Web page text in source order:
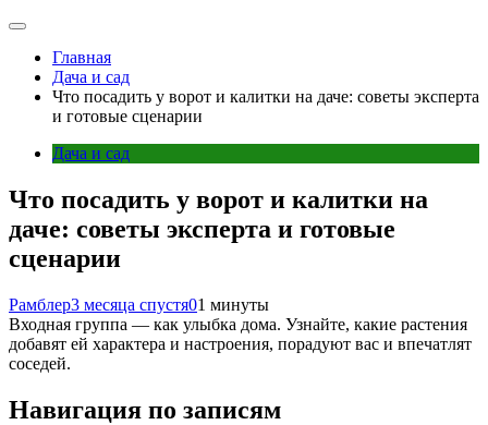
Главная
Дача и сад
Что посадить у ворот и калитки на даче: советы эксперта
и готовые сценарии
Дача и сад
Что посадить у ворот и калитки на
даче: советы эксперта и готовые
сценарии
Рамблер3 месяца спустя01 минуты
Входная группа — как улыбка дома. Узнайте, какие растения
добавят ей характера и настроения, порадуют вас и впечатлят
соседей.
Навигация по записям